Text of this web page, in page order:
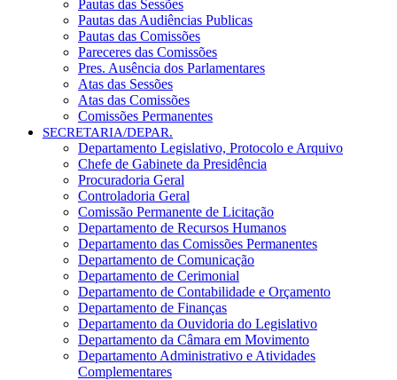
Pautas das Sessões
Pautas das Audiências Publicas
Pautas das Comissões
Pareceres das Comissões
Pres. Ausência dos Parlamentares
Atas das Sessões
Atas das Comissões
Comissões Permanentes
SECRETARIA/DEPAR.
Departamento Legislativo, Protocolo e Arquivo
Chefe de Gabinete da Presidência
Procuradoria Geral
Controladoria Geral
Comissão Permanente de Licitação
Departamento de Recursos Humanos
Departamento das Comissões Permanentes
Departamento de Comunicação
Departamento de Cerimonial
Departamento de Contabilidade e Orçamento
Departamento de Finanças
Departamento da Ouvidoria do Legislativo
Departamento da Câmara em Movimento
Departamento Administrativo e Atividades
Complementares